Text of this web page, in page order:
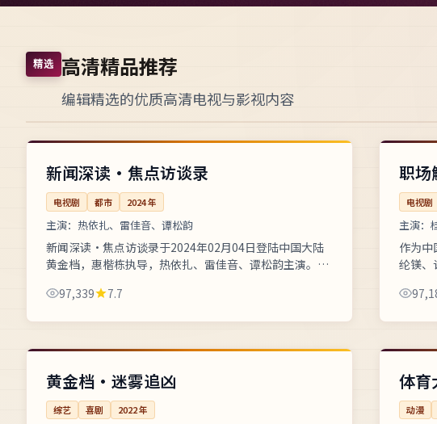
精选 高清精品推荐
编辑精选的优质高清电视与影视内容
中国
新闻深读·焦点访谈录
电视剧 都市 2024年
主演： 热依扎、雷佳音、谭松韵
新闻深读·焦点访谈录于2024年02月04日登陆中国大陆
黄金档，惠楷栋执导，热依扎、雷佳音、谭松韵主演。作
协作，适合免费网站在...
97,339 7.7
中国
职
电视剧
主演：
作为
纶镁、
清在线
中国
独播 80分钟
黄金档·迷雾追凶
综艺 喜剧 2022年
中国
4K
体
动漫